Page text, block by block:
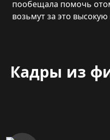
пообещала помочь
возьмут за это высокую
Кадры из